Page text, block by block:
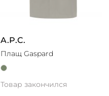
A.P.C.
Плащ Gaspard
Товар закончился